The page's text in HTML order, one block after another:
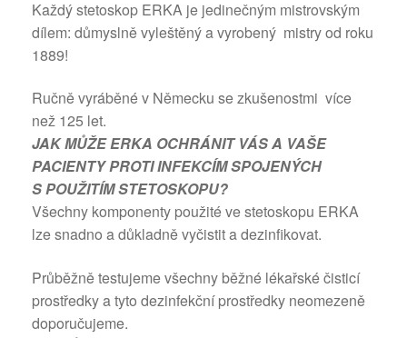
Každý stetoskop ERKA je jedinečným mistrovským
dílem: důmyslně vyleštěný a vyrobený mistry od roku
1889!
Ručně vyráběné v Německu se zkušenostmi více
než 125 let.
JAK MŮŽE ERKA OCHRÁNIT VÁS A VAŠE
PACIENTY PROTI INFEKCÍM SPOJENÝCH
S POUŽITÍM STETOSKOPU?
Všechny komponenty použité ve stetoskopu ERKA
lze snadno a důkladně vyčistit a dezinfikovat.
Průběžně testujeme všechny běžné lékařské čisticí
prostředky a tyto dezinfekční prostředky neomezeně
doporučujeme.